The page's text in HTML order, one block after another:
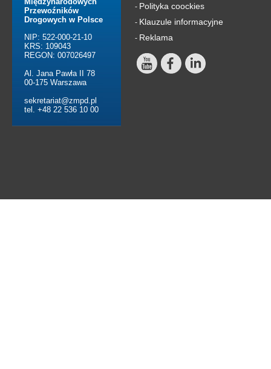
Przewoźników
Drogowych w Polsce
NIP: 522-000-21-10
KRS: 109043
REGON: 007026497
Al. Jana Pawła II 78
00-175 Warszawa
sekretariat@zmpd.pl
tel. +48 22 536 10 00
- Polityka coockies
- Klauzule informacyjne
- Reklama